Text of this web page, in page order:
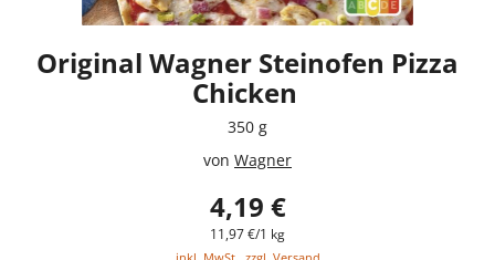
Original Wagner Steinofen Pizza
Chicken
350 g
von Wagner
4,19 €
11,97 €/1 kg